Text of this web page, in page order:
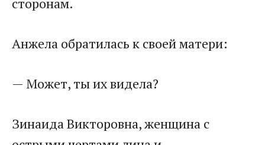
сторонам.
Анжела обратилась к своей матери:
— Может, ты их видела?
Зинаида Викторовна, женщина с